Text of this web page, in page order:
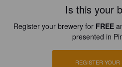
Is this your
Register your brewery for FREE
presented in
REGISTER YOUR